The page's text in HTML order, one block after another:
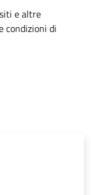
e altre
condizioni di